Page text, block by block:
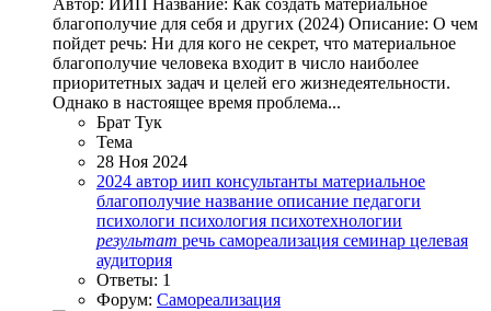
Автор: ИИП Название: Как создать материальное
благополучие для себя и других (2024) Описание: О чем
пойдет речь: Ни для кого не секрет, что материальное
благополучие человека входит в число наиболее
приоритетных задач и целей его жизнедеятельности.
Однако в настоящее время проблема...
Брат Тук
Тема
28 Ноя 2024
2024 автор иип консультанты материальное
благополучие название описание педагоги
психологи психология психотехнологии
результат речь самореализация семинар целевая
аудитория
Ответы: 1
Форум: Самореализация